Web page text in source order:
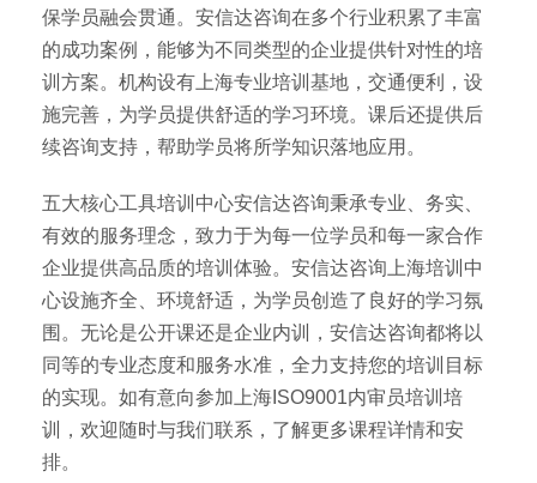
保学员融会贯通。安信达咨询在多个行业积累了丰富
的成功案例，能够为不同类型的企业提供针对性的培
训方案。机构设有上海专业培训基地，交通便利，设
施完善，为学员提供舒适的学习环境。课后还提供后
续咨询支持，帮助学员将所学知识落地应用。
五大核心工具培训中心安信达咨询秉承专业、务实、
有效的服务理念，致力于为每一位学员和每一家合作
企业提供高品质的培训体验。安信达咨询上海培训中
心设施齐全、环境舒适，为学员创造了良好的学习氛
围。无论是公开课还是企业内训，安信达咨询都将以
同等的专业态度和服务水准，全力支持您的培训目标
的实现。如有意向参加上海ISO9001内审员培训培
训，欢迎随时与我们联系，了解更多课程详情和安
排。